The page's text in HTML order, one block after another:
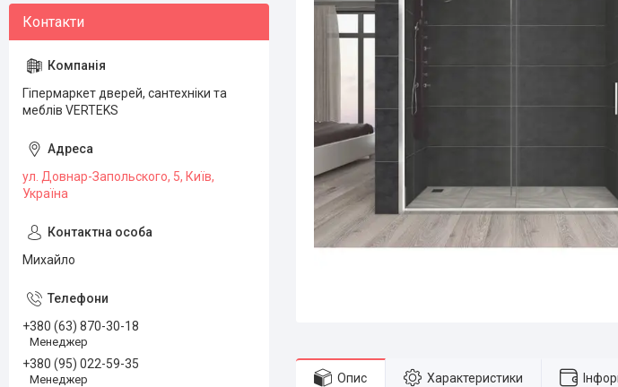
Опис Характеристики
Гіпермаркет дверей, сантехніки та
меблів VERTEKS
ул. Довнар-Запольского, 5, Київ,
Україна
Михайло
+380 (63) 870-30-18
Менеджер
+380 (95) 022-59-35
Менеджер